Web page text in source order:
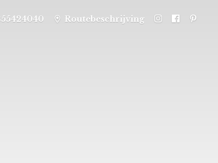
Routebeschrijving